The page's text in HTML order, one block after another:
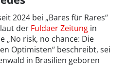
2024 bei „Bares für Rares“
der Fuldaer Zeitung in
„No risk, no chance: Die
Optimisten“ beschreibt, sei
in Brasilien geboren